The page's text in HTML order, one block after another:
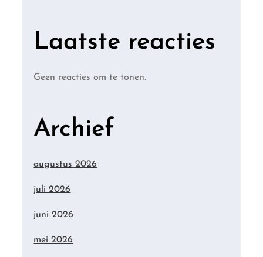
Laatste reacties
Geen reacties om te tonen.
Archief
augustus 2026
juli 2026
juni 2026
mei 2026